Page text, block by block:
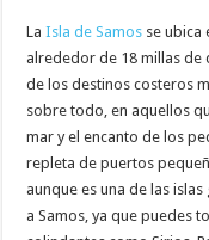
LaIsla de Samos se ubica
alrededor de 18 millas de
de los destinos costeros
sobre todo, en aquellos
mar y el encanto de los
repleta de puertos
aunque es una de las
a Samos, ya que puedes